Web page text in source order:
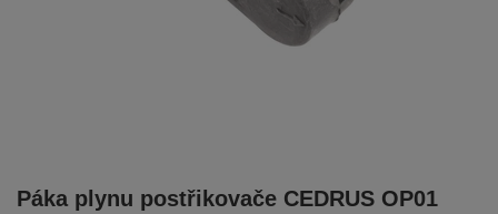
Páka plynu postřikovače CEDRUS OP01